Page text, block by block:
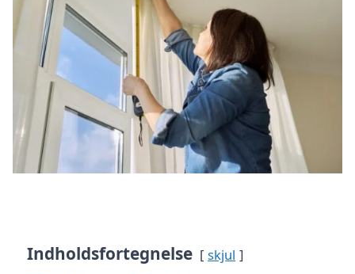
Indholdsfortegnelse skjul